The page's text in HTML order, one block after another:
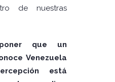
de nuestras
que un
Venezuela
está